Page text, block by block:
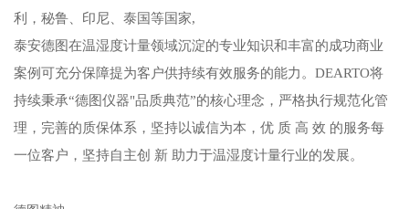
利，秘鲁、印尼、泰国等国家,
泰安德图在温湿度计量领域沉淀的专业知识和丰富的成功商业
案例可充分保障提为客户供持续有效服务的能力。DEARTO将
持续秉承“德图仪器"品质典范”的核心理念，严格执行规范化管
理，完善的质保体系，坚持以诚信为本，优 质 高 效 的服务每
一位客户，坚持自主创 新 助力于温湿度计量行业的发展。